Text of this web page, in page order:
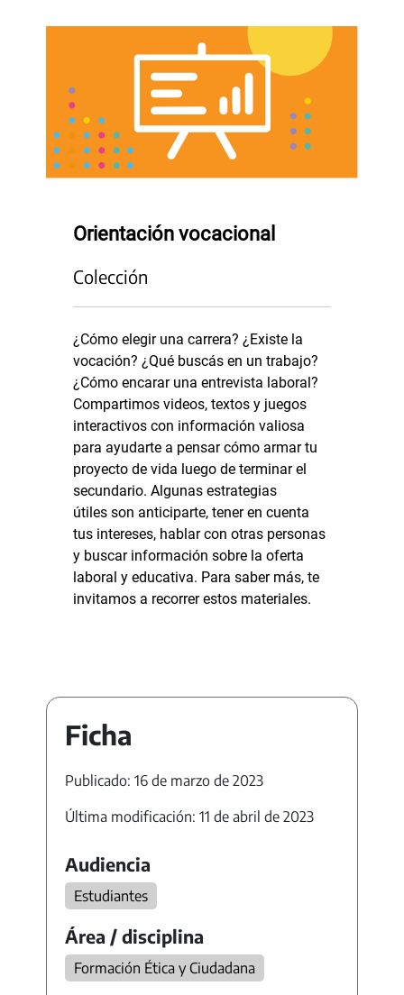
Orientación vocacional
Colección
¿Cómo elegir una carrera? ¿Existe la
vocación? ¿Qué buscás en un trabajo?
¿Cómo encarar una entrevista laboral?
Compartimos videos, textos y juegos
interactivos con información valiosa
para ayudarte a pensar cómo armar tu
proyecto de vida luego de terminar el
secundario. Algunas estrategias
útiles son anticiparte, tener en cuenta
tus intereses, hablar con otras personas
y buscar información sobre la oferta
laboral y educativa. Para saber más, te
invitamos a recorrer estos materiales.
Ficha
Publicado: 16 de marzo de 2023
Última modificación: 11 de abril de 2023
Audiencia
Estudiantes
Área / disciplina
Formación Ética y Ciudadana